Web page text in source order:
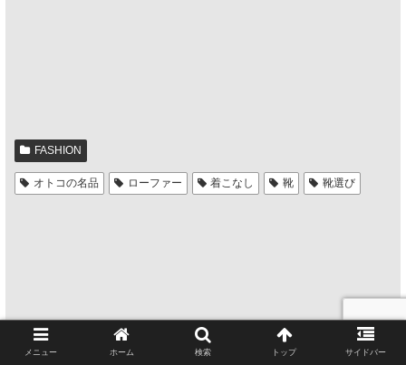
FASHION
オトコの名品 ローファー 着こなし 靴 靴選び
メニュー ホーム 検索 トップ サイドバー